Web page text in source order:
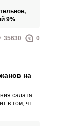
за счет
всех
9%
35630 0
на
салата
в том, что